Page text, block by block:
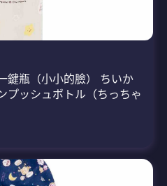
鍵瓶（小小的臉） ちいか
プッシュボトル（ちっちゃ